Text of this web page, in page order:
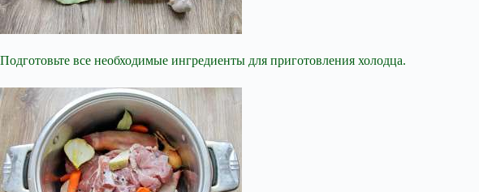
Подготовьте все необходимые ингредиенты для приготовления холодца.